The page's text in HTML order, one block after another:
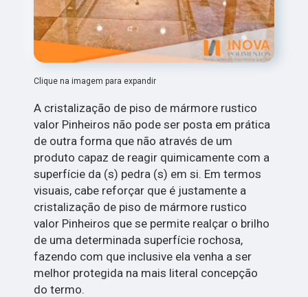
Clique na imagem para expandir
A cristalização de piso de mármore rustico
valor Pinheiros não pode ser posta em prática
de outra forma que não através de um
produto capaz de reagir quimicamente com a
superfície da (s) pedra (s) em si. Em termos
visuais, cabe reforçar que é justamente a
cristalização de piso de mármore rustico
valor Pinheiros que se permite realçar o brilho
de uma determinada superfície rochosa,
fazendo com que inclusive ela venha a ser
melhor protegida na mais literal concepção
do termo.